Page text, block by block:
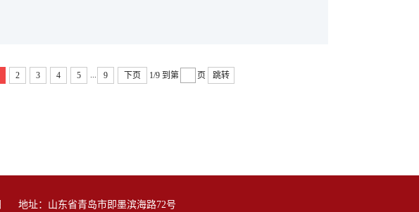
2 3 4 5 9 下页 1/9 到第 页 跳转
地址：山东省青岛市即墨滨海路72号